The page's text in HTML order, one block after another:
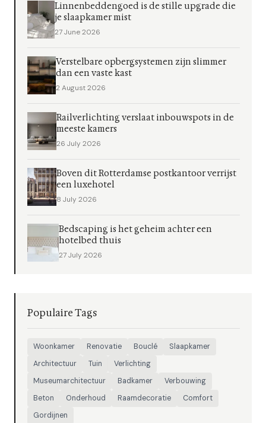
Linnenbeddengoed is de stille upgrade die
je slaapkamer mist
27 June 2026
Verstelbare opbergsystemen zijn slimmer
dan een vaste kast
2 August 2026
Railverlichting verslaat inbouwspots in de
meeste kamers
26 July 2026
Boven dit Rotterdamse postkantoor verrijst
een luxehotel
8 July 2026
Bedscaping is het geheim achter een
hotelbed thuis
27 July 2026
Populaire Tags
Woonkamer Renovatie Bouclé
Slaapkamer
Architectuur
Tuin
Verlichting
Museumarchitectuur
Badkamer
Verbouwing
Beton
Onderhoud Raamdecoratie
Comfort
Gordijnen